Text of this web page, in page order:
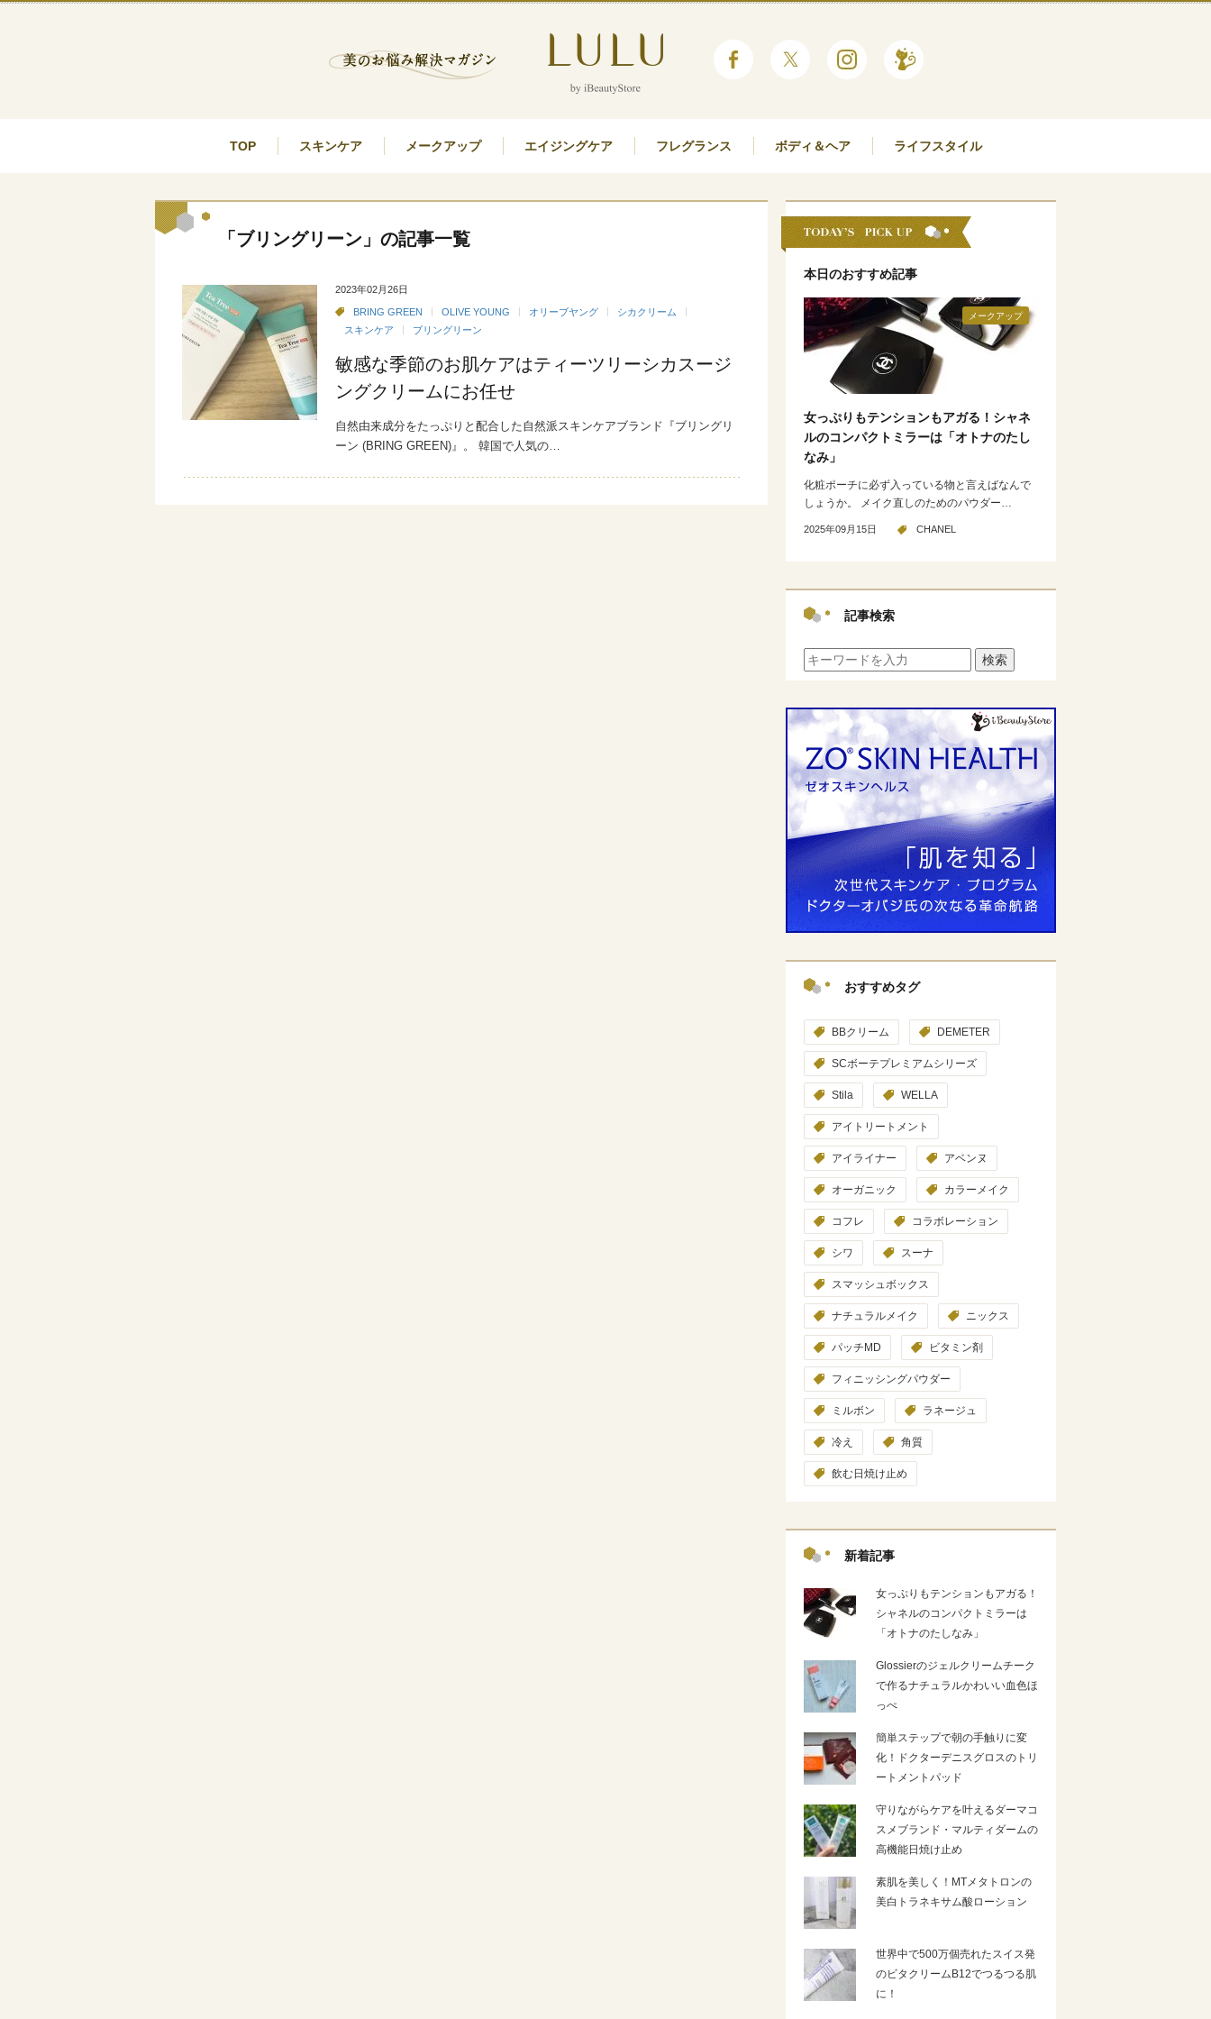
TOP スキンケア メークアップ エイジングケア フレグランス ボディ＆ヘア ライフスタイル
「ブリングリーン」の記事一覧
2023年02月26日
BRING GREEN OLIVE YOUNG オリーブヤング
シカクリーム
スキンケア
ブリングリーン
敏感な季節のお肌ケアはティーツリーシカスージ
ングクリームにお任せ
自然由来成分をたっぷりと配合した自然派スキンケアブランド『ブリングリ
ーン (BRING GREEN)』。 韓国で人気の…
本日のおすすめ記事
メークアップ
女っぷりもテンションもアガる！シャネ
ルのコンパクトミラーは「オトナのたし
なみ」
化粧ポーチに必ず入っている物と言えばなんで
しょうか。 メイク直しのためのパウダー…
2025年09月15日 CHANEL
記事検索
検索
おすすめタグ
BBクリーム DEMETER
SCボーテプレミアムシリーズ
Stila WELLA
アイトリートメント
アイライナー アベンヌ
オーガニック カラーメイク
コフレ コラボレーション
シワ スーナ
スマッシュボックス
ナチュラルメイク ニックス
パッチMD ビタミン剤
フィニッシングパウダー
ミルボン ラネージュ
冷え 角質
飲む日焼け止め
新着記事
女っぷりもテンションもアガる！
シャネルのコンパクトミラーは
「オトナのたしなみ」
Glossierのジェルクリームチーク
で作るナチュラルかわいい血色ほ
っぺ
簡単ステップで朝の手触りに変
化！ドクターデニスグロスのトリ
ートメントパッド
守りながらケアを叶えるダーマコ
スメブランド・マルティダームの
高機能日焼け止め
素肌を美しく！MTメタトロンの
美白トラネキサム酸ローション
世界中で500万個売れたスイス発
のビタクリームB12でつるつる肌
に！